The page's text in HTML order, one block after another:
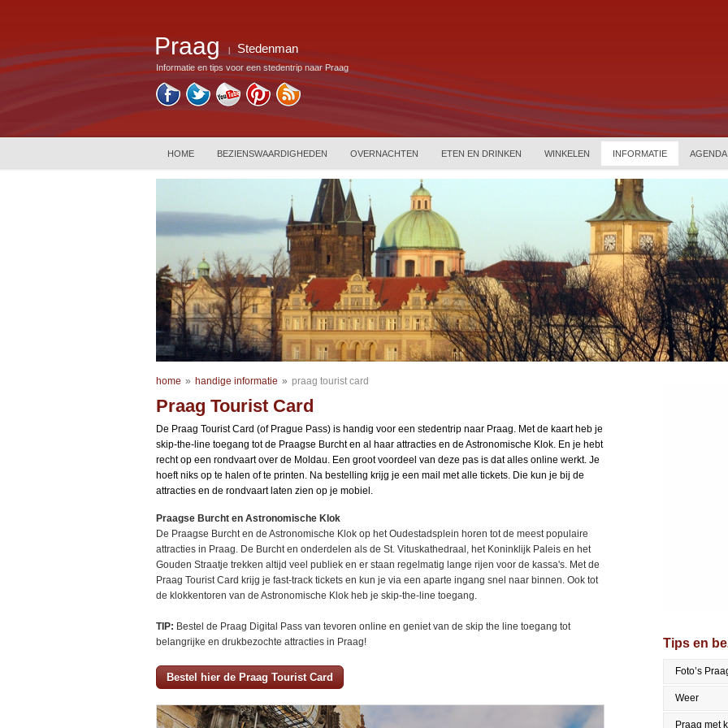
Praag Stedenman
Informatie en tips voor een stedentrip naar Praag
HOME BEZIENSWAARDIGHEDEN OVERNACHTEN ETEN EN DRINKEN WINKELEN INFORMATIE AGENDA
home » handige informatie » praag tourist card
Praag Tourist Card
De Praag Tourist Card (of Prague Pass) is handig voor een stedentrip naar Praag. Met de kaart heb je
skip-the-line toegang tot de Praagse Burcht en al haar attracties en de Astronomische Klok. En je hebt
recht op een rondvaart over de Moldau. Een groot voordeel van deze pas is dat alles online werkt. Je
hoeft niks op te halen of te printen. Na bestelling krijg je een mail met alle tickets. Die kun je bij de
attracties en de rondvaart laten zien op je mobiel.
Praagse Burcht en Astronomische Klok
De Praagse Burcht en de Astronomische Klok op het Oudestadsplein horen tot de meest populaire
attracties in Praag. De Burcht en onderdelen als de St. Vituskathedraal, het Koninklijk Paleis en het
Gouden Straatje trekken altijd veel publiek en er staan regelmatig lange rijen voor de kassa's. Met de
Praag Tourist Card krijg je fast-track tickets en kun je via een aparte ingang snel naar binnen. Ook tot
de klokkentoren van de Astronomische Klok heb je skip-the-line toegang.
TIP: Bestel de Praag Digital Pass van tevoren online en geniet van de skip the line toegang tot
belangrijke en drukbezochte attracties in Praag!
Bestel hier de Praag Tourist Card
Tips en
Foto’s
Weer
Praag met